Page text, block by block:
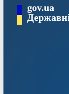
Перейтиgov.ua